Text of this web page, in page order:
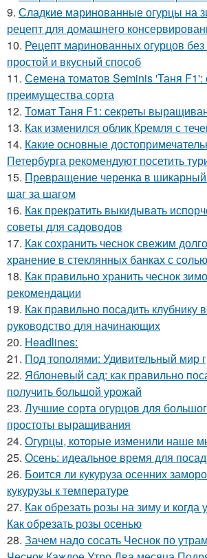
9. Сладкие маринованные огурцы на
рецепт для домашнего
10. Рецепт маринованных огурцов без
простой и вкусный способ
11. Семена томатов Seminis 'Таня F1':
преимущества сорта
12. Томат Таня F1: секреты
13. Как изменился облик Кремля с
14. Какие основные
Петербурга рекомендуют посетить
15. Превращение черенка в шикарный
шаг за шагом
16. Как прекратить выкидывать
советы для садоводов
17. Как сохранить чеснок свежим
хранение в стеклянных банках с солью
18. Как правильно хранить чеснок
рекомендации
19. Как правильно посадить клубнику
руководство для начинающих
20. Headlines:
21. Под тополями: Удивительный мир
22. Яблоневый сад: как правильно
получить большой урожай
23. Лучшие сорта огурцов для
простоты выращивания
24. Огурцы, которые изменили наше
25. Осень: идеальное время для
26. Боится ли кукуруза осенних
кукурузы к температуре
27. Как обрезать розы на зиму и когда
Как обрезать розы осенью
28. Зачем надо сосать Чеснок по